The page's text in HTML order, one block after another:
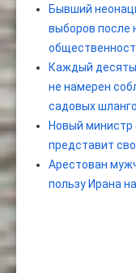
Бывший
выборов после
Каждый
не намерен
садовых
Новый министр
представит
Арестован
пользу Ирана